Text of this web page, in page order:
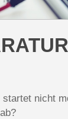
startet nicht